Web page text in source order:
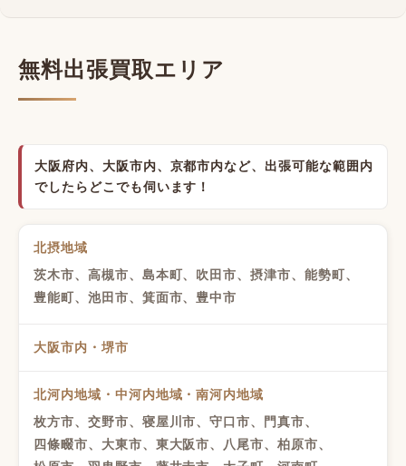
無料出張買取エリア
大阪府内、大阪市内、京都市内など、出張可能な範囲内
でしたらどこでも伺います！
北摂地域
茨木市、高槻市、島本町、吹田市、摂津市、能勢町、
豊能町、池田市、箕面市、豊中市
大阪市内・堺市
北河内地域・中河内地域・南河内地域
枚方市、交野市、寝屋川市、守口市、門真市、
四條畷市、大東市、東大阪市、八尾市、柏原市、